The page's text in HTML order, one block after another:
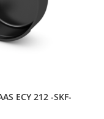
ECY 212 -SKF-